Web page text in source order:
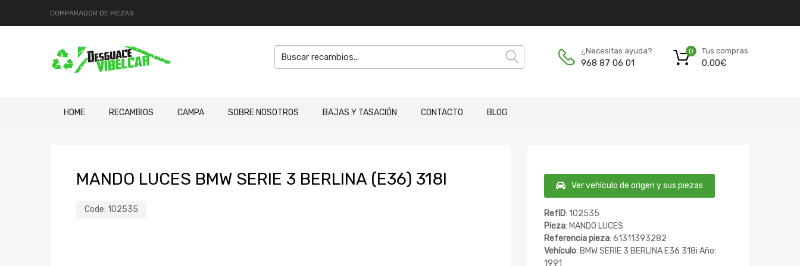
COMPARADOR DE PIEZAS
¿Necesitas ayuda?
968 87 06 01
Tus compras
0,00€
0
HOME RECAMBIOS CAMPA SOBRE NOSOTROS BAJAS Y TASACIÓN CONTACTO BLOG
MANDO LUCES BMW SERIE 3 BERLINA (E36) 318I
Code: 102535
Ver vehículo de origen y sus piezas
RefID: 102535
Pieza: MANDO LUCES
Referencia pieza: 61311393282
Vehículo: BMW SERIE 3 BERLINA E36 318i Año:
1991